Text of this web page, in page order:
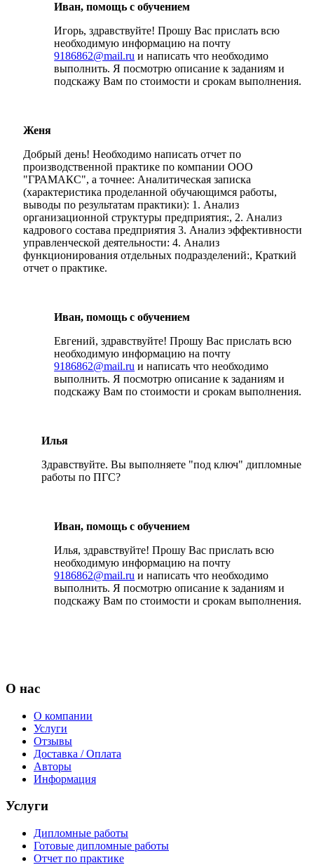
Иван, помощь с обучением
Игорь, здравствуйте! Прошу Вас прислать всю
необходимую информацию на почту
9186862@mail.ru и написать что необходимо
выполнить. Я посмотрю описание к заданиям и
подскажу Вам по стоимости и срокам выполнения.
Женя
Добрый день! Необходимо написать отчет по
производственной практике по компании ООО
"ГРАМАКС", а точнее: Аналитическая записка
(характеристика проделанной обучающимся работы,
выводы по результатам практики): 1. Анализ
организационной структуры предприятия:, 2. Анализ
кадрового состава предприятия 3. Анализ эффективности
управленческой деятельности: 4. Анализ
функционирования отдельных подразделений:, Краткий
отчет о практике.
Иван, помощь с обучением
Евгений, здравствуйте! Прошу Вас прислать всю
необходимую информацию на почту
9186862@mail.ru и написать что необходимо
выполнить. Я посмотрю описание к заданиям и
подскажу Вам по стоимости и срокам выполнения.
Илья
Здравствуйте. Вы выполняете "под ключ" дипломные
работы по ПГС?
Иван, помощь с обучением
Илья, здравствуйте! Прошу Вас прислать всю
необходимую информацию на почту
9186862@mail.ru и написать что необходимо
выполнить. Я посмотрю описание к заданиям и
подскажу Вам по стоимости и срокам выполнения.
О нас
О компании
Услуги
Отзывы
Доставка / Оплата
Авторы
Информация
Услуги
Дипломные работы
Готовые дипломные работы
Отчет по практике